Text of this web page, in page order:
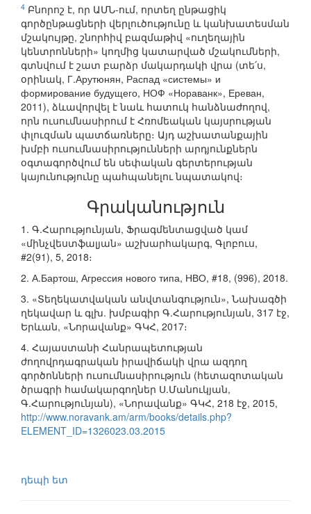
4 Բնորոշ է, որ ԱՄՆ-ում, որտեղ ընթացիկ
գործընթացների վերլուծությունը և կանխատեսման
մշակույթը, շնորհիվ բազմաթիվ «ուղեղային
կենտրոնների» կողմից կատարված մշակումների,
գտնվում է շատ բարձր մակարդակի վրա (տե՛ս,
օրինակ, Г.Арутюнян, Распад «системы» и
формирование будущего, НОФ «Нораванк», Ереван,
2011), ձևավորվել է նաև հատուկ հանձնաժողով,
որն ուսումնասիրում է Հռոմեական կայսրության
փլուզման պատճառները։ Այդ աշխատանքային
խմբի ուսումնասիրությունների արդյունքներն
օգտագործվում են սեփական գերտերության
կայունությունը պահպանելու նպատակով։
Գրականություն
1. Գ.Հարությունյան, Ֆրագմենտացված կամ
«մինչվեստֆալյան» աշխարհակարգ, Գլոբուս,
#2(91), 5, 2018։
2. А.Бартош, Агрессия нового типа, НВО, #18, (996), 2018.
3. «Տեղեկատվական անվտանգություն», Նախագծի
ղեկավար և գլխ. խմբագիր Գ.Հարությունյան, 317 էջ,
Երևան, «Նորավանք» ԳԿՀ, 2017։
4. Հայաստանի Հանրապետության
ժողովրդագրական իրավիճակի վրա ազդող
գործոնների ուսումնասիրություն (հետազոտական
ծրագրի համակարգողներ Ս.Մանուկյան,
Գ.Հարությունյան), «Նորավանք» ԳԿՀ, 218 էջ, 2015,
http://www.noravank.am/arm/books/details.php?
ELEMENT_ID=1326023.03.2015
դեպի ետ